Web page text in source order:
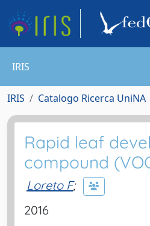
IRIS
IRIS Catalogo Ricerca UniNA
Rapid leaf
compound
Loreto F;
2016